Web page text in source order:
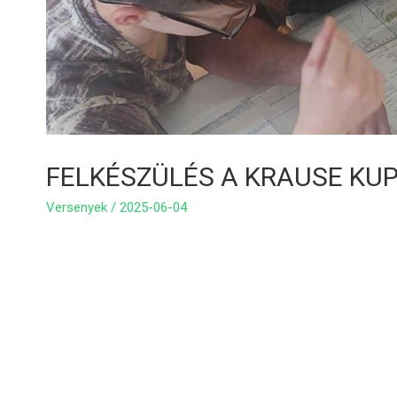
FELKÉSZÜLÉS A KRAUSE
Versenyek / 2025-06-04